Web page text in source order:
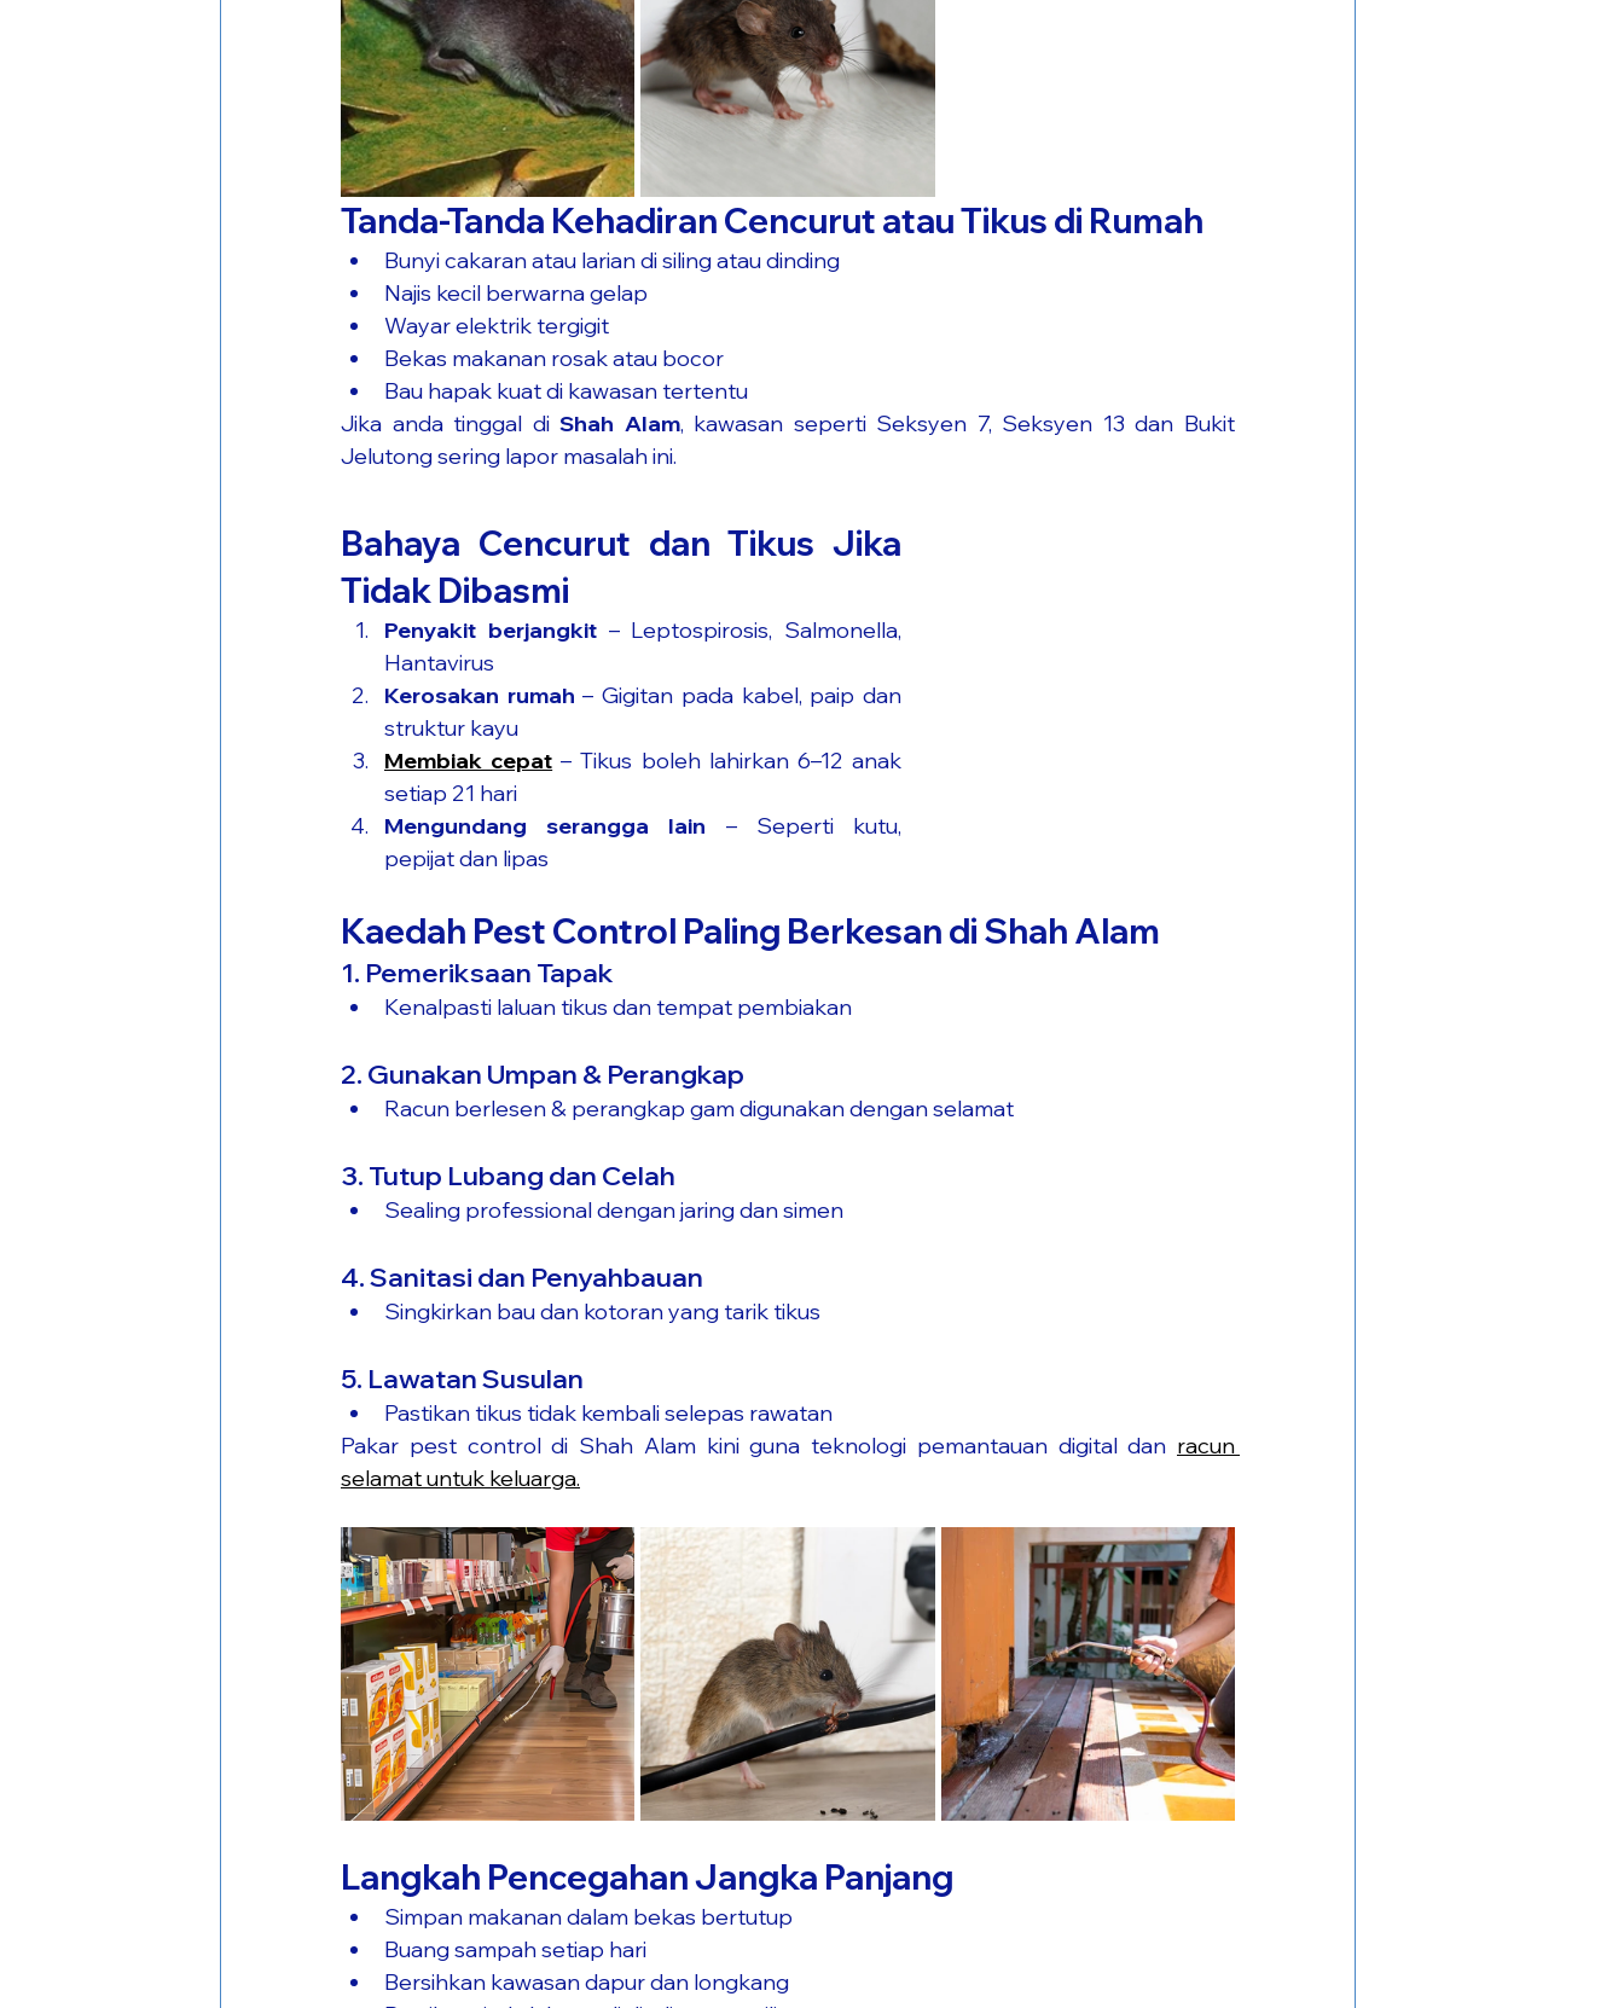
Tanda-Tanda Kehadiran Cencurut atau Tikus di Rumah
Bunyi cakaran atau larian di siling atau dinding
Najis kecil berwarna gelap
Wayar elektrik tergigit
Bekas makanan rosak atau bocor
Bau hapak kuat di kawasan tertentu
Jika anda tinggal di Shah Alam, kawasan seperti Seksyen 7, Seksyen 13 dan Bukit
Jelutong sering lapor masalah ini.
Bahaya Cencurut dan Tikus Jika
Tidak Dibasmi
Penyakit berjangkit – Leptospirosis, Salmonella,
Hantavirus
Kerosakan rumah – Gigitan pada kabel, paip dan
struktur kayu
Membiak cepat – Tikus boleh lahirkan 6–12 anak
setiap 21 hari
Mengundang serangga lain – Seperti kutu,
pepijat dan lipas
Kaedah Pest Control Paling Berkesan di Shah Alam
1. Pemeriksaan Tapak
Kenalpasti laluan tikus dan tempat pembiakan
2. Gunakan Umpan & Perangkap
Racun berlesen & perangkap gam digunakan dengan selamat
3. Tutup Lubang dan Celah
Sealing professional dengan jaring dan simen
4. Sanitasi dan Penyahbauan
Singkirkan bau dan kotoran yang tarik tikus
5. Lawatan Susulan
Pastikan tikus tidak kembali selepas rawatan
Pakar pest control di Shah Alam kini guna teknologi pemantauan digital dan racun
selamat untuk keluarga.
Langkah Pencegahan Jangka Panjang
Simpan makanan dalam bekas bertutup
Buang sampah setiap hari
Bersihkan kawasan dapur dan longkang